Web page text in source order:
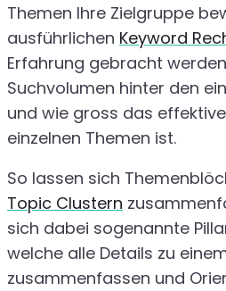
Themen Ihre Zielgruppe
ausführlichen Keyword
Erfahrung gebracht
Suchvolumen hinter den
und wie gross das
einzelnen Themen ist.
So lassen sich
Topic Clustern
sich dabei sogenannte
welche alle Details zu
zusammenfassen und